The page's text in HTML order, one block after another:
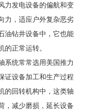
力发电设备的偏航和变
力，适应户外复杂恶劣
油钻井设备中，它也能
正常运转。
系统常常选用美国推力
证设备加工和生产过程
的回转机构中，这类轴
，减少磨损，延长设备